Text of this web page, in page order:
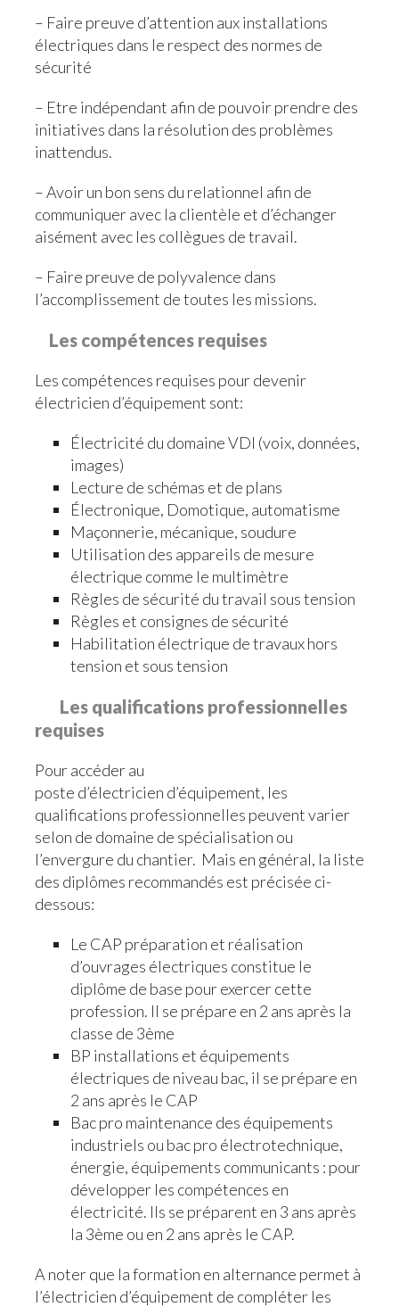
– Faire preuve d’attention aux installations
électriques dans le respect des normes de
sécurité
– Etre indépendant afin de pouvoir prendre des
initiatives dans la résolution des problèmes
inattendus.
– Avoir un bon sens du relationnel afin de
communiquer avec la clientèle et d’échanger
aisément avec les collègues de travail.
– Faire preuve de polyvalence dans
l’accomplissement de toutes les missions.
Les compétences requises
Les compétences requises pour devenir
électricien d’équipement sont:
Électricité du domaine VDI (voix, données,
images)
Lecture de schémas et de plans
Électronique, Domotique, automatisme
Maçonnerie, mécanique, soudure
Utilisation des appareils de mesure
électrique comme le multimètre
Règles de sécurité du travail sous tension
Règles et consignes de sécurité
Habilitation électrique de travaux hors
tension et sous tension
Les qualifications professionnelles
requises
Pour accéder au
poste d’électricien d’équipement, les
qualifications professionnelles peuvent varier
selon de domaine de spécialisation ou
l’envergure du chantier. Mais en général, la liste
des diplômes recommandés est précisée ci-
dessous:
Le CAP préparation et réalisation
d’ouvrages électriques constitue le
diplôme de base pour exercer cette
profession. Il se prépare en 2 ans après la
classe de 3ème
BP installations et équipements
électriques de niveau bac, il se prépare en
2 ans après le CAP
Bac pro maintenance des équipements
industriels ou bac pro électrotechnique,
énergie, équipements communicants : pour
développer les compétences en
électricité. Ils se préparent en 3 ans après
la 3ème ou en 2 ans après le CAP.
A noter que la formation en alternance permet à
l’électricien d’équipement de compléter les